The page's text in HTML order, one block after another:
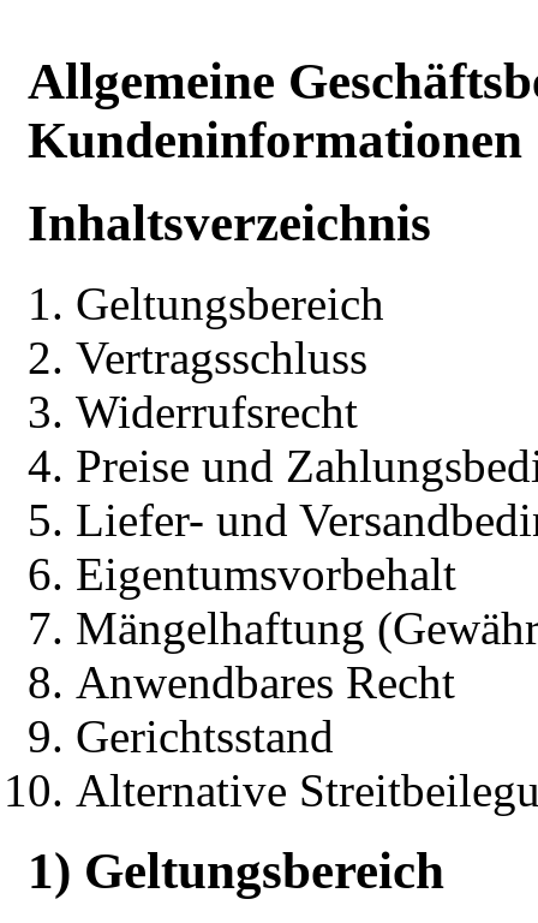
Allgemeine
Kundeninformationen
Inhaltsverzeichnis
Geltungsbereich
Vertragsschluss
Widerrufsrecht
Preise und
Liefer- und
Eigentumsvorbehalt
Mängelhaftung
Anwendbares Recht
Gerichtsstand
Alternative
1) Geltungsbereich